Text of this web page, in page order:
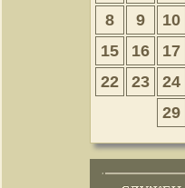
8
9 10
15
16 17
22
23 24
29